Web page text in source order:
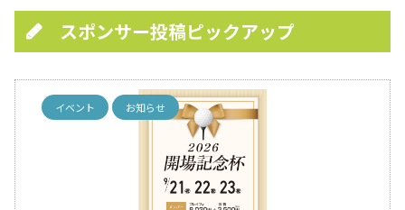
スポンサー投稿ピックアップ
イベント お知らせ